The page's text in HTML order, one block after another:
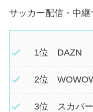
サッカー配信・中継
1位 DAZN
2位 WOWOW
3位 スカパー